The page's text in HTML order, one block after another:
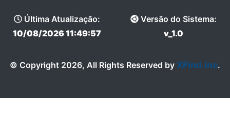
Última Atualização:
10/08/2026 11:49:57
Versão do Sistema:
v_1.0
© Copyright 2026, All Rights Reserved by XFind.inc.